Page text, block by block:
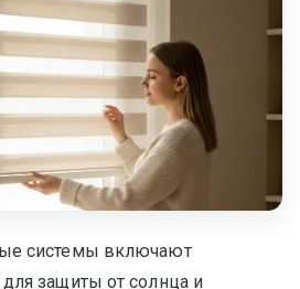
системы включают
защиты от солнца и